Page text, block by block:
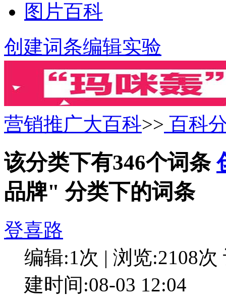
图片百科
创建词条编辑实验
营销推广大百科>> 百科
该分类下有346个词条
品牌" 分类下的词条
登喜路
编辑:1次 | 浏览:2108次
建时间:08-03 12:04